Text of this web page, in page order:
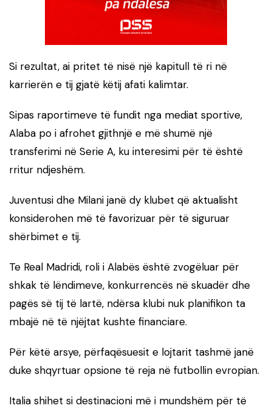
Si rezultat, ai pritet të nisë një kapitull të ri në
karrierën e tij gjatë këtij afati kalimtar.
Sipas raportimeve të fundit nga mediat sportive,
Alaba po i afrohet gjithnjë e më shumë një
transferimi në Serie A, ku interesimi për të është
rritur ndjeshëm.
Juventusi dhe Milani janë dy klubet që aktualisht
konsiderohen më të favorizuar për të siguruar
shërbimet e tij.
Te Real Madridi, roli i Alabës është zvogëluar për
shkak të lëndimeve, konkurrencës në skuadër dhe
pagës së tij të lartë, ndërsa klubi nuk planifikon ta
mbajë në të njëjtat kushte financiare.
Për këtë arsye, përfaqësuesit e lojtarit tashmë janë
duke shqyrtuar opsione të reja në futbollin evropian.
Italia shihet si destinacioni më i mundshëm për të